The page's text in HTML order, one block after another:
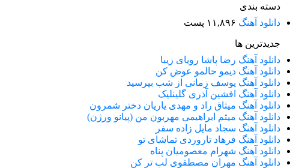
دسته بندی
دانلود آهنگ ۱۱,۸۹۶ پست
جدیدترین ها
دانلود آهنگ رضا پاشا رویای زیبا
دانلود آهنگ دیمو حالمو عوض کن
دانلود آهنگ یوسف زمانی از شب بپرسید
دانلود آهنگ افشین آذری گلینلیک
دانلود آهنگ میثاق راد و مهدی یاریان دختر شمرون
دانلود آهنگ میثم ابراهیمی مهربون من (پیانو ورژن)
دانلود آهنگ سجاد مایل زاده سفر
دانلود آهنگ فرهاد تاروردی تماشای تو
دانلود آهنگ شهرام معصومیان پناه
دانلود آهنگ مهران مصطفوی لب تر کن